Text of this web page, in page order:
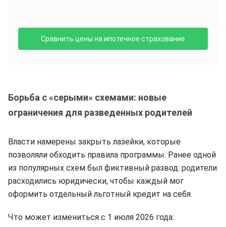
Сравнить цены на ипотечное страхование
Борьба с «серыми» схемами: новые
ограничения для разведенных родителей
Власти намерены закрыть лазейки, которые
позволяли обходить правила программы. Ранее одной
из популярных схем был фиктивный развод: родители
расходились юридически, чтобы каждый мог
оформить отдельный льготный кредит на себя.
Что может измениться с 1 июля 2026 года: